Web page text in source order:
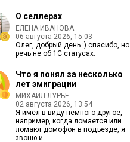
О селлерах
ЕЛЕНА ИВАНОВА
06 августа 2026, 15:03
Олег, добрый день :) спасибо, но
речь не об 1С статусах.
Что я понял за несколько
лет эмиграции
МИХАИЛ ЛУРЬЕ
02 августа 2026, 13:54
Я имел в виду немного другое,
например, когда ломается или
ломают домофон в подъезде, я
звоню и ...